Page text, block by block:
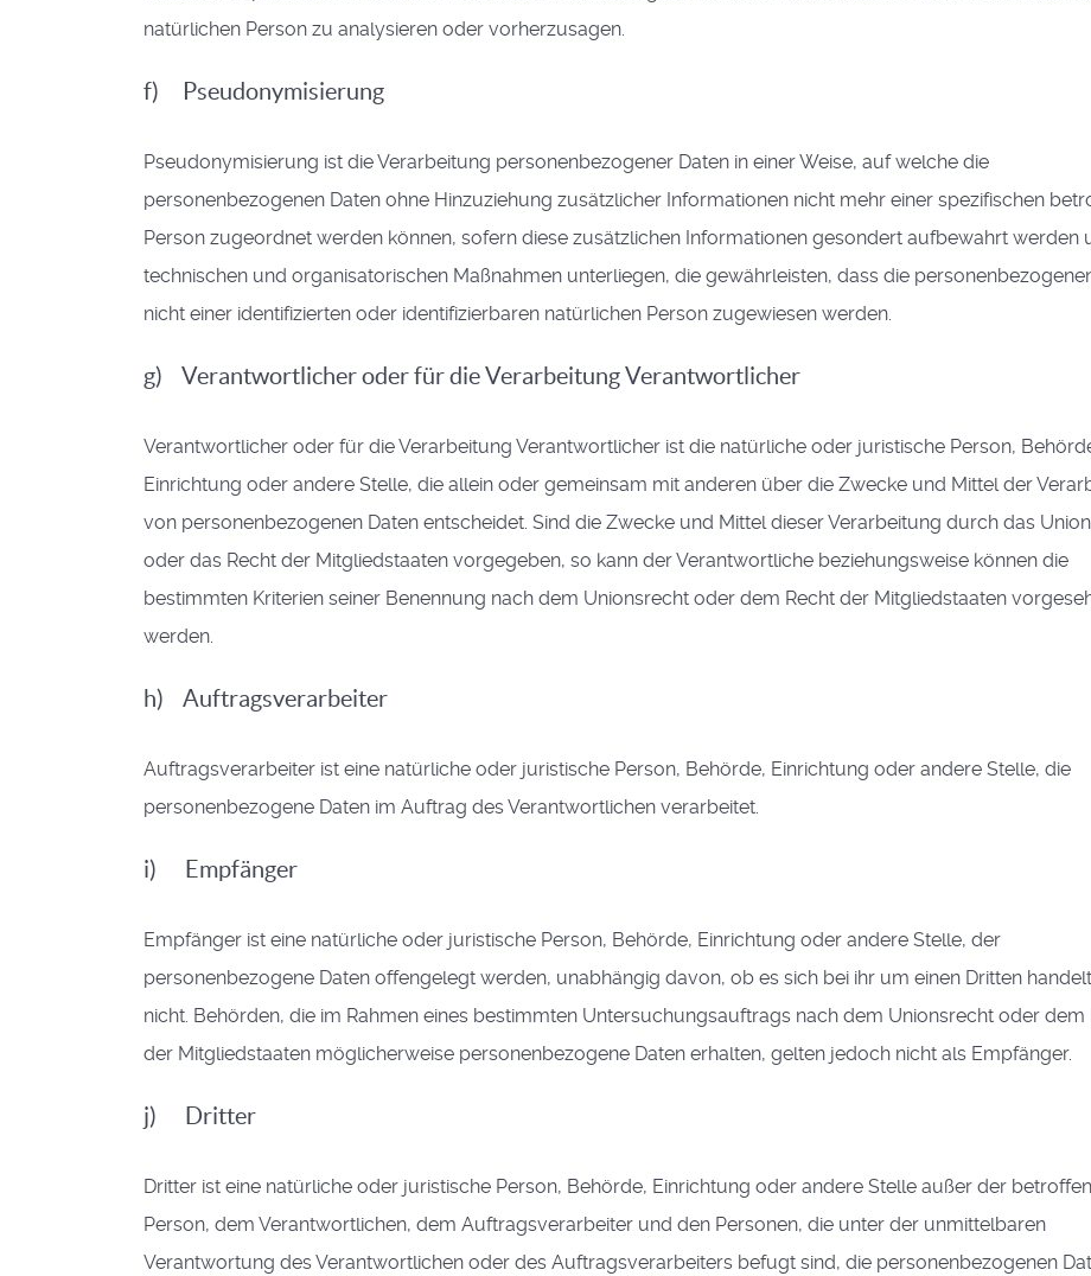
natürlichen Person zu analysieren oder vorherzusagen.
f) Pseudonymisierung
Pseudonymisierung ist die Verarbeitung personenbezogener Daten in einer Weise, auf welche die
personenbezogenen Daten ohne Hinzuziehung zusätzlicher Informationen nicht mehr einer spezifischen
Person zugeordnet werden können, sofern diese zusätzlichen Informationen gesondert aufbewahrt werden
technischen und organisatorischen Maßnahmen unterliegen, die gewährleisten, dass die
nicht einer identifizierten oder identifizierbaren natürlichen Person zugewiesen werden.
g) Verantwortlicher oder für die Verarbeitung Verantwortlicher
Verantwortlicher oder für die Verarbeitung Verantwortlicher ist die natürliche oder juristische Person,
Einrichtung oder andere Stelle, die allein oder gemeinsam mit anderen über die Zwecke und Mittel der
von personenbezogenen Daten entscheidet. Sind die Zwecke und Mittel dieser Verarbeitung durch das
oder das Recht der Mitgliedstaaten vorgegeben, so kann der Verantwortliche beziehungsweise können die
bestimmten Kriterien seiner Benennung nach dem Unionsrecht oder dem Recht der Mitgliedstaaten
werden.
h) Auftragsverarbeiter
Auftragsverarbeiter ist eine natürliche oder juristische Person, Behörde, Einrichtung oder andere Stelle, die
personenbezogene Daten im Auftrag des Verantwortlichen verarbeitet.
i) Empfänger
Empfänger ist eine natürliche oder juristische Person, Behörde, Einrichtung oder andere Stelle, der
personenbezogene Daten offengelegt werden, unabhängig davon, ob es sich bei ihr um einen Dritten
nicht. Behörden, die im Rahmen eines bestimmten Untersuchungsauftrags nach dem Unionsrecht oder dem
der Mitgliedstaaten möglicherweise personenbezogene Daten erhalten, gelten jedoch nicht als Empfänger.
j) Dritter
Dritter ist eine natürliche oder juristische Person, Behörde, Einrichtung oder andere Stelle außer der
Person, dem Verantwortlichen, dem Auftragsverarbeiter und den Personen, die unter der unmittelbaren
Verantwortung des Verantwortlichen oder des Auftragsverarbeiters befugt sind, die personenbezogenen